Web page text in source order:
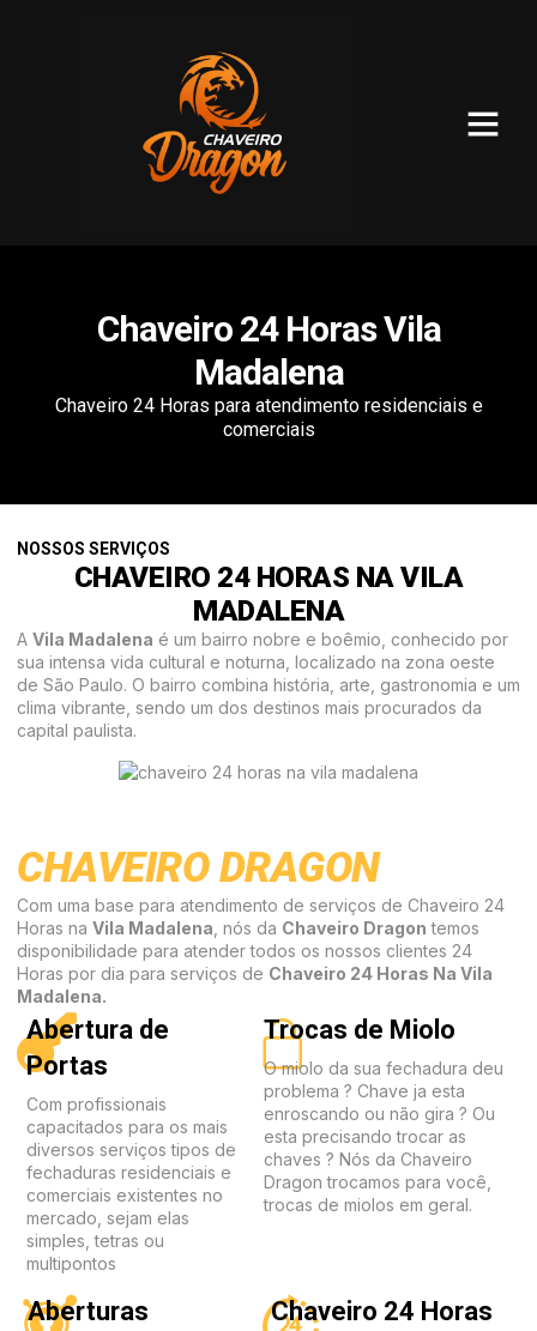
Chaveiro 24 Horas Vila
Madalena
Chaveiro 24 Horas para atendimento residenciais e
comerciais
NOSSOS SERVIÇOS
CHAVEIRO 24 HORAS NA VILA
MADALENA
A Vila Madalena é um bairro nobre e boêmio, conhecido por
sua intensa vida cultural e noturna, localizado na zona oeste
de São Paulo. O bairro combina história, arte, gastronomia e um
clima vibrante, sendo um dos destinos mais procurados da
capital paulista.
CHAVEIRO DRAGON
Com uma base para atendimento de serviços de Chaveiro 24
Horas na Vila Madalena , nós da Chaveiro Dragon temos
disponibilidade para atender todos os nossos clientes 24
Horas por dia para serviços de Chaveiro 24 Horas Na Vila
Madalena.
Abertura de
Portas
Com profissionais
capacitados para os mais
diversos serviços tipos de
fechaduras residenciais e
comerciais existentes no
mercado, sejam elas
simples, tetras ou
multipontos
Trocas de Miolo
O miolo da sua fechadura deu
problema ? Chave ja esta
enroscando ou não gira ? Ou
esta precisando trocar as
chaves ? Nós da Chaveiro
Dragon trocamos para você,
trocas de miolos em geral.
Aberturas
Chaveiro 24 Horas